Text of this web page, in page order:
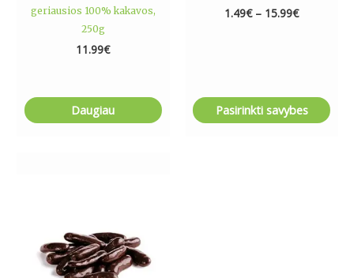
geriausios 100% kakavos,
250g
11.99€
Daugiau
1.49€ – 15.99€
Pasirinkti savybes
variants.
The
options